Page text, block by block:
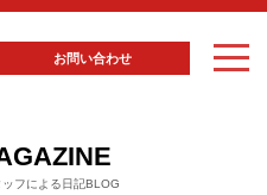
お問い合わせ
フによる日記BLOG